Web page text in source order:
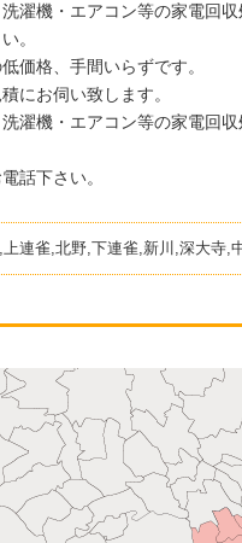
濯機・エアコン等の家電回
。
価格、手間いらずです。
にお伺い致します。
濯機・エアコン等の家電回
話下さい。
連雀,北野,下連雀,新川,深大寺,